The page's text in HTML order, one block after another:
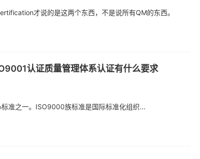
才说的是这两个东西，不是说所有QM的东西。
认证质量管理体系认证有什么要求
准之一。ISO9000族标准是国际标准化组织...